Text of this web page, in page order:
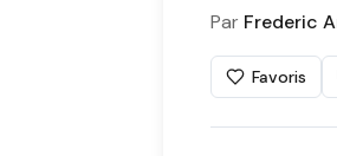
Par Frederic
Favoris